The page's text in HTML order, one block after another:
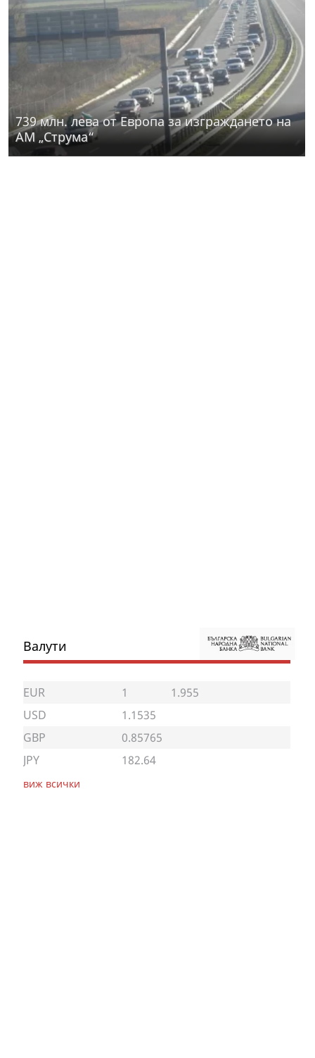
739 млн. лева от Европа за изграждането на
АМ „Струма“
Валути
EUR 1
1.955
USD
1.1535
GBP
0.85765
JPY
182.64
виж всички